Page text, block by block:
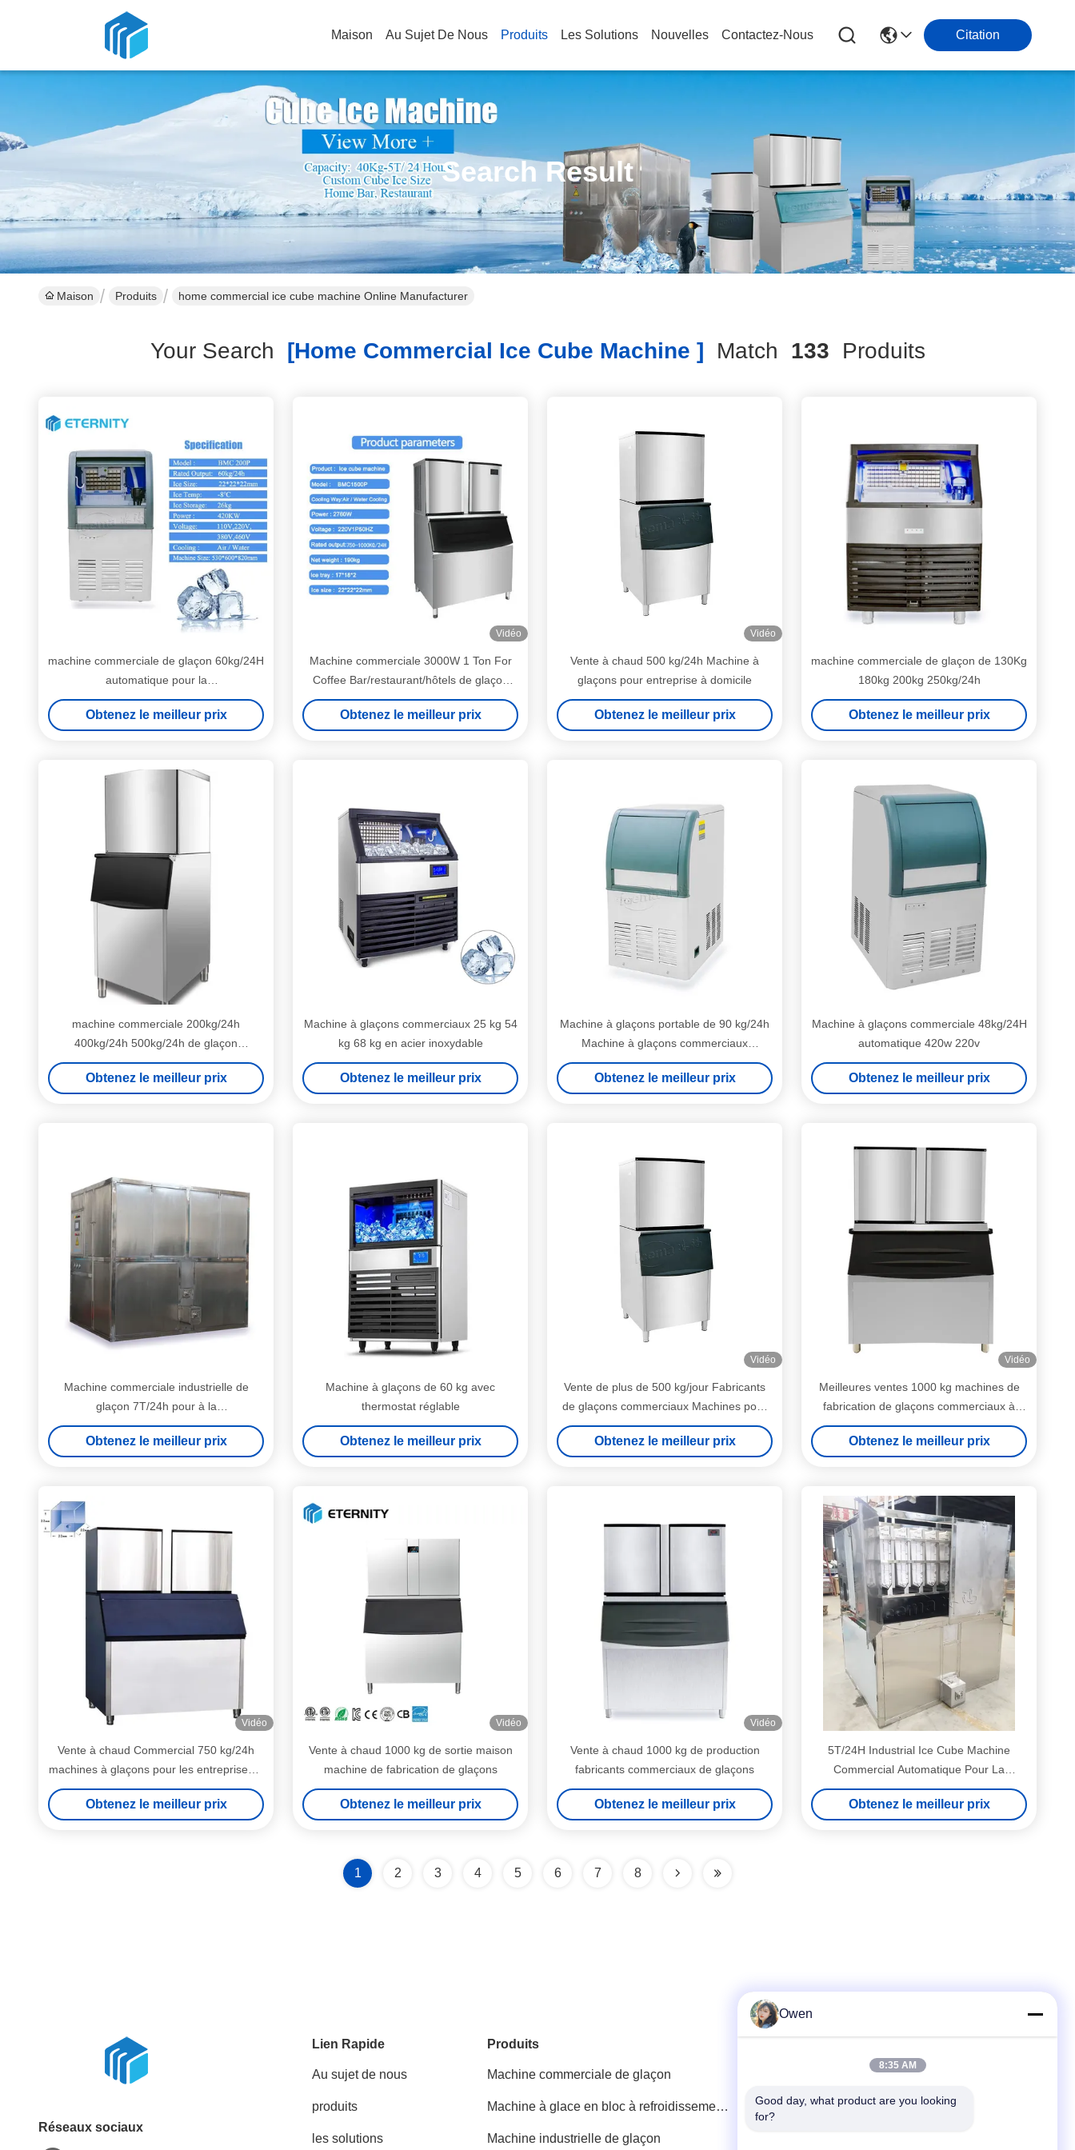
Maison Au Sujet De Nous Produits Les Solutions Nouvelles Contactez-Nous Citation
Search Result
Maison Produits home commercial ice cube machine Online Manufacturer
Your Search [home Commercial Ice Cube Machine ] Match 133 Produits
machine commerciale de glaçon 60kg/24H
automatique pour la
maison/restaurant/magasin/potable/barre
Obtenez le meilleur prix
Vidéo
Machine commerciale 3000W 1 Ton For
Coffee Bar/restaurant/hôtels de glaçon
1000KG/24H
Obtenez le meilleur prix
Vidéo
Vente à chaud 500 kg/24h Machine à
glaçons pour entreprise à domicile
Obtenez le meilleur prix
machine commerciale de glaçon de 130Kg
180kg 200kg 250kg/24h
Obtenez le meilleur prix
machine commerciale 200kg/24h
400kg/24h 500kg/24h de glaçon
100kg/24h pour le
café/barre/hôtels/restaurant
Obtenez le meilleur prix
Machine à glaçons commerciaux 25 kg 54
kg 68 kg en acier inoxydable
Obtenez le meilleur prix
Machine à glaçons portable de 90 kg/24h
Machine à glaçons commerciaux
Café/Bar/Aliment frais/Hôtels Asie du Sud-
Est Europe Afrique
Obtenez le meilleur prix
Machine à glaçons commerciale 48kg/24H
automatique 420w 220v
Obtenez le meilleur prix
Machine commerciale industrielle de
glaçon 7T/24h pour à la
maison/restaurant/magasin/boire/barre
Obtenez le meilleur prix
Machine à glaçons de 60 kg avec
thermostat réglable
Obtenez le meilleur prix
Vidéo
Vente de plus de 500 kg/jour Fabricants
de glaçons commerciaux Machines pour
le ménage
Obtenez le meilleur prix
Vidéo
Meilleures ventes 1000 kg machines de
fabrication de glaçons commerciaux à
haut rendement pour les entreprises à
domicile
Obtenez le meilleur prix
Vidéo
Vente à chaud Commercial 750 kg/24h
machines à glaçons pour les entreprises à
domicile
Obtenez le meilleur prix
Vidéo
Vente à chaud 1000 kg de sortie maison
machine de fabrication de glaçons
Obtenez le meilleur prix
Vidéo
Vente à chaud 1000 kg de production
fabricants commerciaux de glaçons
Obtenez le meilleur prix
5T/24H Industrial Ice Cube Machine
Commercial Automatique Pour La
Maison/Restaurant/Magasin/Boire/Barre
Obtenez le meilleur prix
1 2 3 4 5 6 7 8
Réseaux sociaux
Lien Rapide
Au sujet de nous
produits
les solutions
Produits
Machine commerciale de glaçon
Machine à glace en bloc à refroidissement
Machine industrielle de glaçon
86--18136585859
Owen
8:35 AM
Good day, what product are you looking
for?